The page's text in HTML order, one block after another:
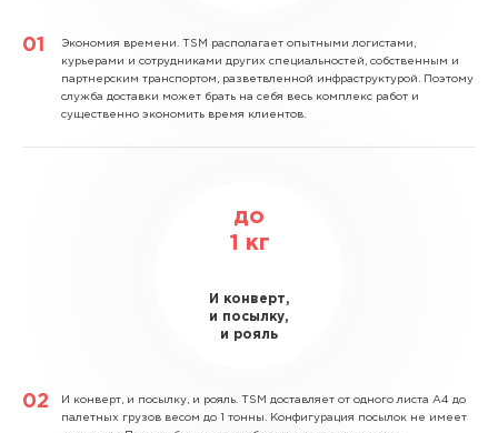
Экономия времени. TSM располагает опытными логистами,
курьерами и сотрудниками других специальностей, собственным и
партнерским транспортом, разветвленной инфраструктурой. Поэтому
служба доставки может брать на себя весь комплекс работ и
существенно экономить время клиентов.
до
1
кг
И конверт,
и посылку,
и рояль
И конверт, и посылку, и рояль. TSM доставляет от одного листа А4 до
палетных грузов весом до 1 тонны. Конфигурация посылок не имеет